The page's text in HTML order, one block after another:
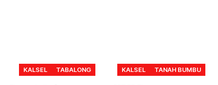
KALSEL TABALONG KALSEL TANAH BUMBU